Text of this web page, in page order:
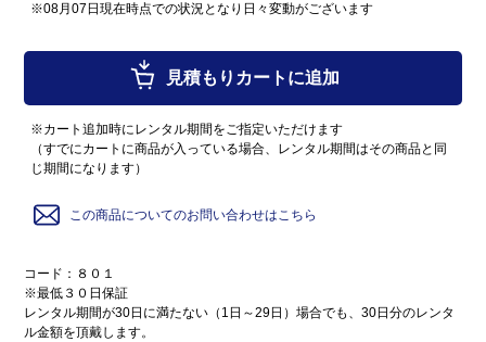
※08月07日現在時点での状況となり日々変動がございます
見積もりカートに追加
※カート追加時にレンタル期間をご指定いただけます
（すでにカートに商品が入っている場合、レンタル期間はその商品と同
じ期間になります）
この商品についてのお問い合わせはこちら
コード：８０１
※最低３０日保証
レンタル期間が30日に満たない（1日～29日）場合でも、30日分のレンタ
ル金額を頂戴します。